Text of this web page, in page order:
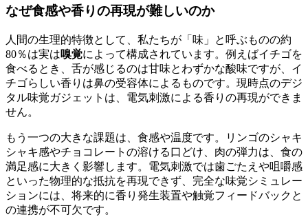
なぜ食感や香りの再現が難しいのか
人間の生理的特徴として、私たちが「味」と呼ぶものの約
80％は実は嗅覚によって構成されています。例えばイチゴを
食べるとき、舌が感じるのは甘味とわずかな酸味ですが、イ
チゴらしい香りは鼻の受容体によるものです。現時点のデジ
タル味覚ガジェットは、電気刺激による香りの再現ができま
せん。
もう一つの大きな課題は、食感や温度です。リンゴのシャキ
シャキ感やチョコレートの溶ける口どけ、肉の弾力は、食の
満足感に大きく影響します。電気刺激では歯ごたえや咀嚼感
といった物理的な抵抗を再現できず、完全な味覚シミュレー
ションには、将来的に香り発生装置や触覚フィードバックと
の連携が不可欠です。